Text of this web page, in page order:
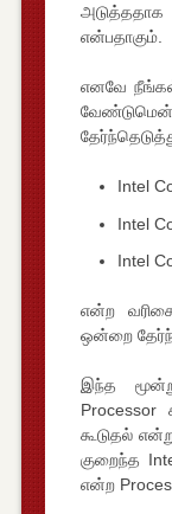
அடுத்ததாக
என்பதாகும்.
எனவே
Intel
Intel
Intel
என்ற
ஒன்றை
இந்த
கூடுதல்
குறைந்த
என்ற